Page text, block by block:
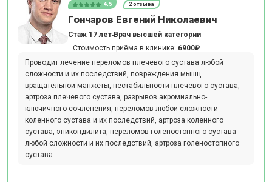
4.5 2 отзыва
Гончаров Евгений Николаевич
Стаж 17 лет Врач высшей категории
Стоимость приёма в клинике: 6900₽
Проводит лечение переломов плечевого сустава любой
сложности и их последствий, повреждения мышц
вращательной манжеты, нестабильности плечевого сустава,
артроза плечевого сустава, разрывов акромиально-
ключичного сочленения, переломов любой сложности
коленного сустава и их последствий, артроза коленного
сустава, эпикондилита, переломов голеностопного сустава
любой сложности и их последствий, артроза голеностопного
сустава.